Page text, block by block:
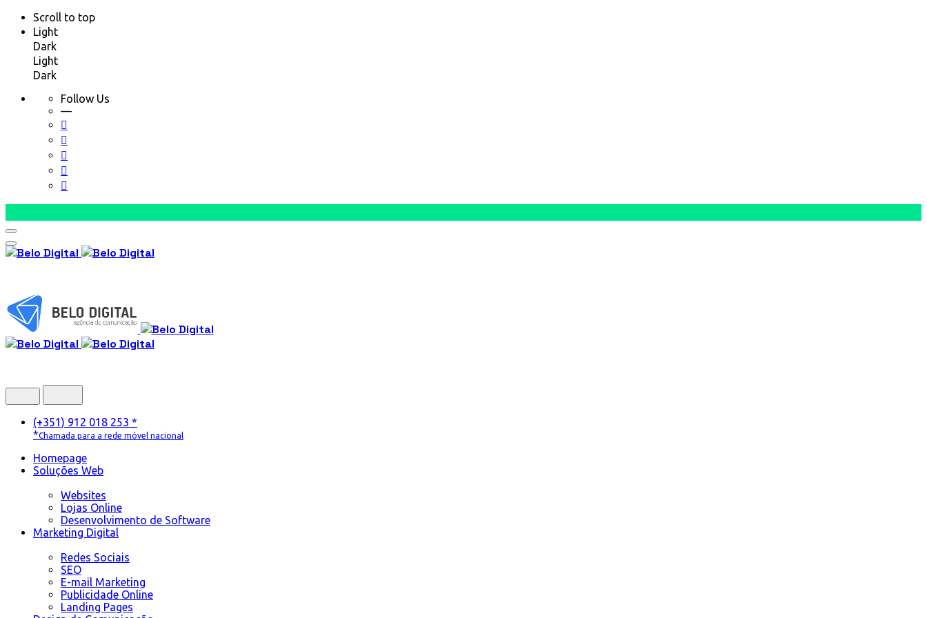
Scroll to top
Light
Dark
Light
Dark
Follow Us
—
(+351) 912 018 253 *
*Chamada para a rede móvel nacional
Homepage
Soluções Web
Websites
Lojas Online
Desenvolvimento de Software
Marketing Digital
Redes Sociais
SEO
E-mail Marketing
Publicidade Online
Landing Pages